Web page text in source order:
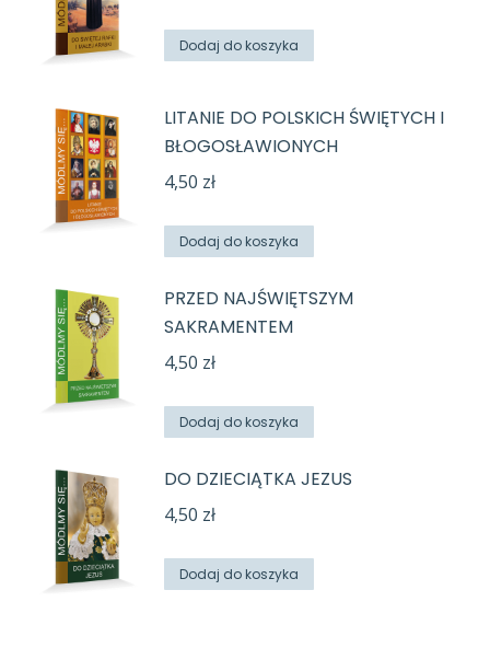
Dodaj do koszyka
LITANIE DO POLSKICH ŚWIĘTYCH I
BŁOGOSŁAWIONYCH
4,50 zł
Dodaj do koszyka
PRZED NAJŚWIĘTSZYM
SAKRAMENTEM
4,50 zł
Dodaj do koszyka
DO DZIECIĄTKA JEZUS
4,50 zł
Dodaj do koszyka